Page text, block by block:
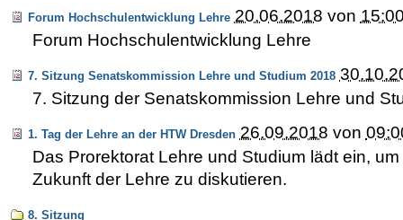
Forum Hochschulentwicklung Lehre 20.06.2018 von
Forum Hochschulentwicklung Lehre
7. Sitzung Senatskommission Lehre und Studium 2018
7. Sitzung der Senatskommission Lehre und
1. Tag der Lehre an der HTW Dresden 26.09.2018 von
Das Prorektorat Lehre und Studium lädt ein,
Zukunft der Lehre zu diskutieren.
8. Sitzung